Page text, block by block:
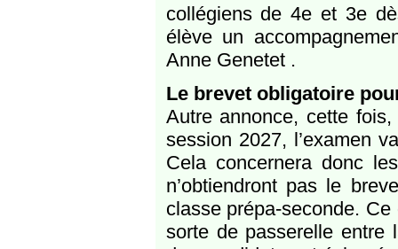
collégiens de 4e et 3e
élève un
Anne Genetet .
Le brevet obligatoire
Autre annonce, cette
session 2027, l’examen
Cela concernera donc
n’obtiendront pas le
classe prépa-seconde.
sorte de passerelle entre